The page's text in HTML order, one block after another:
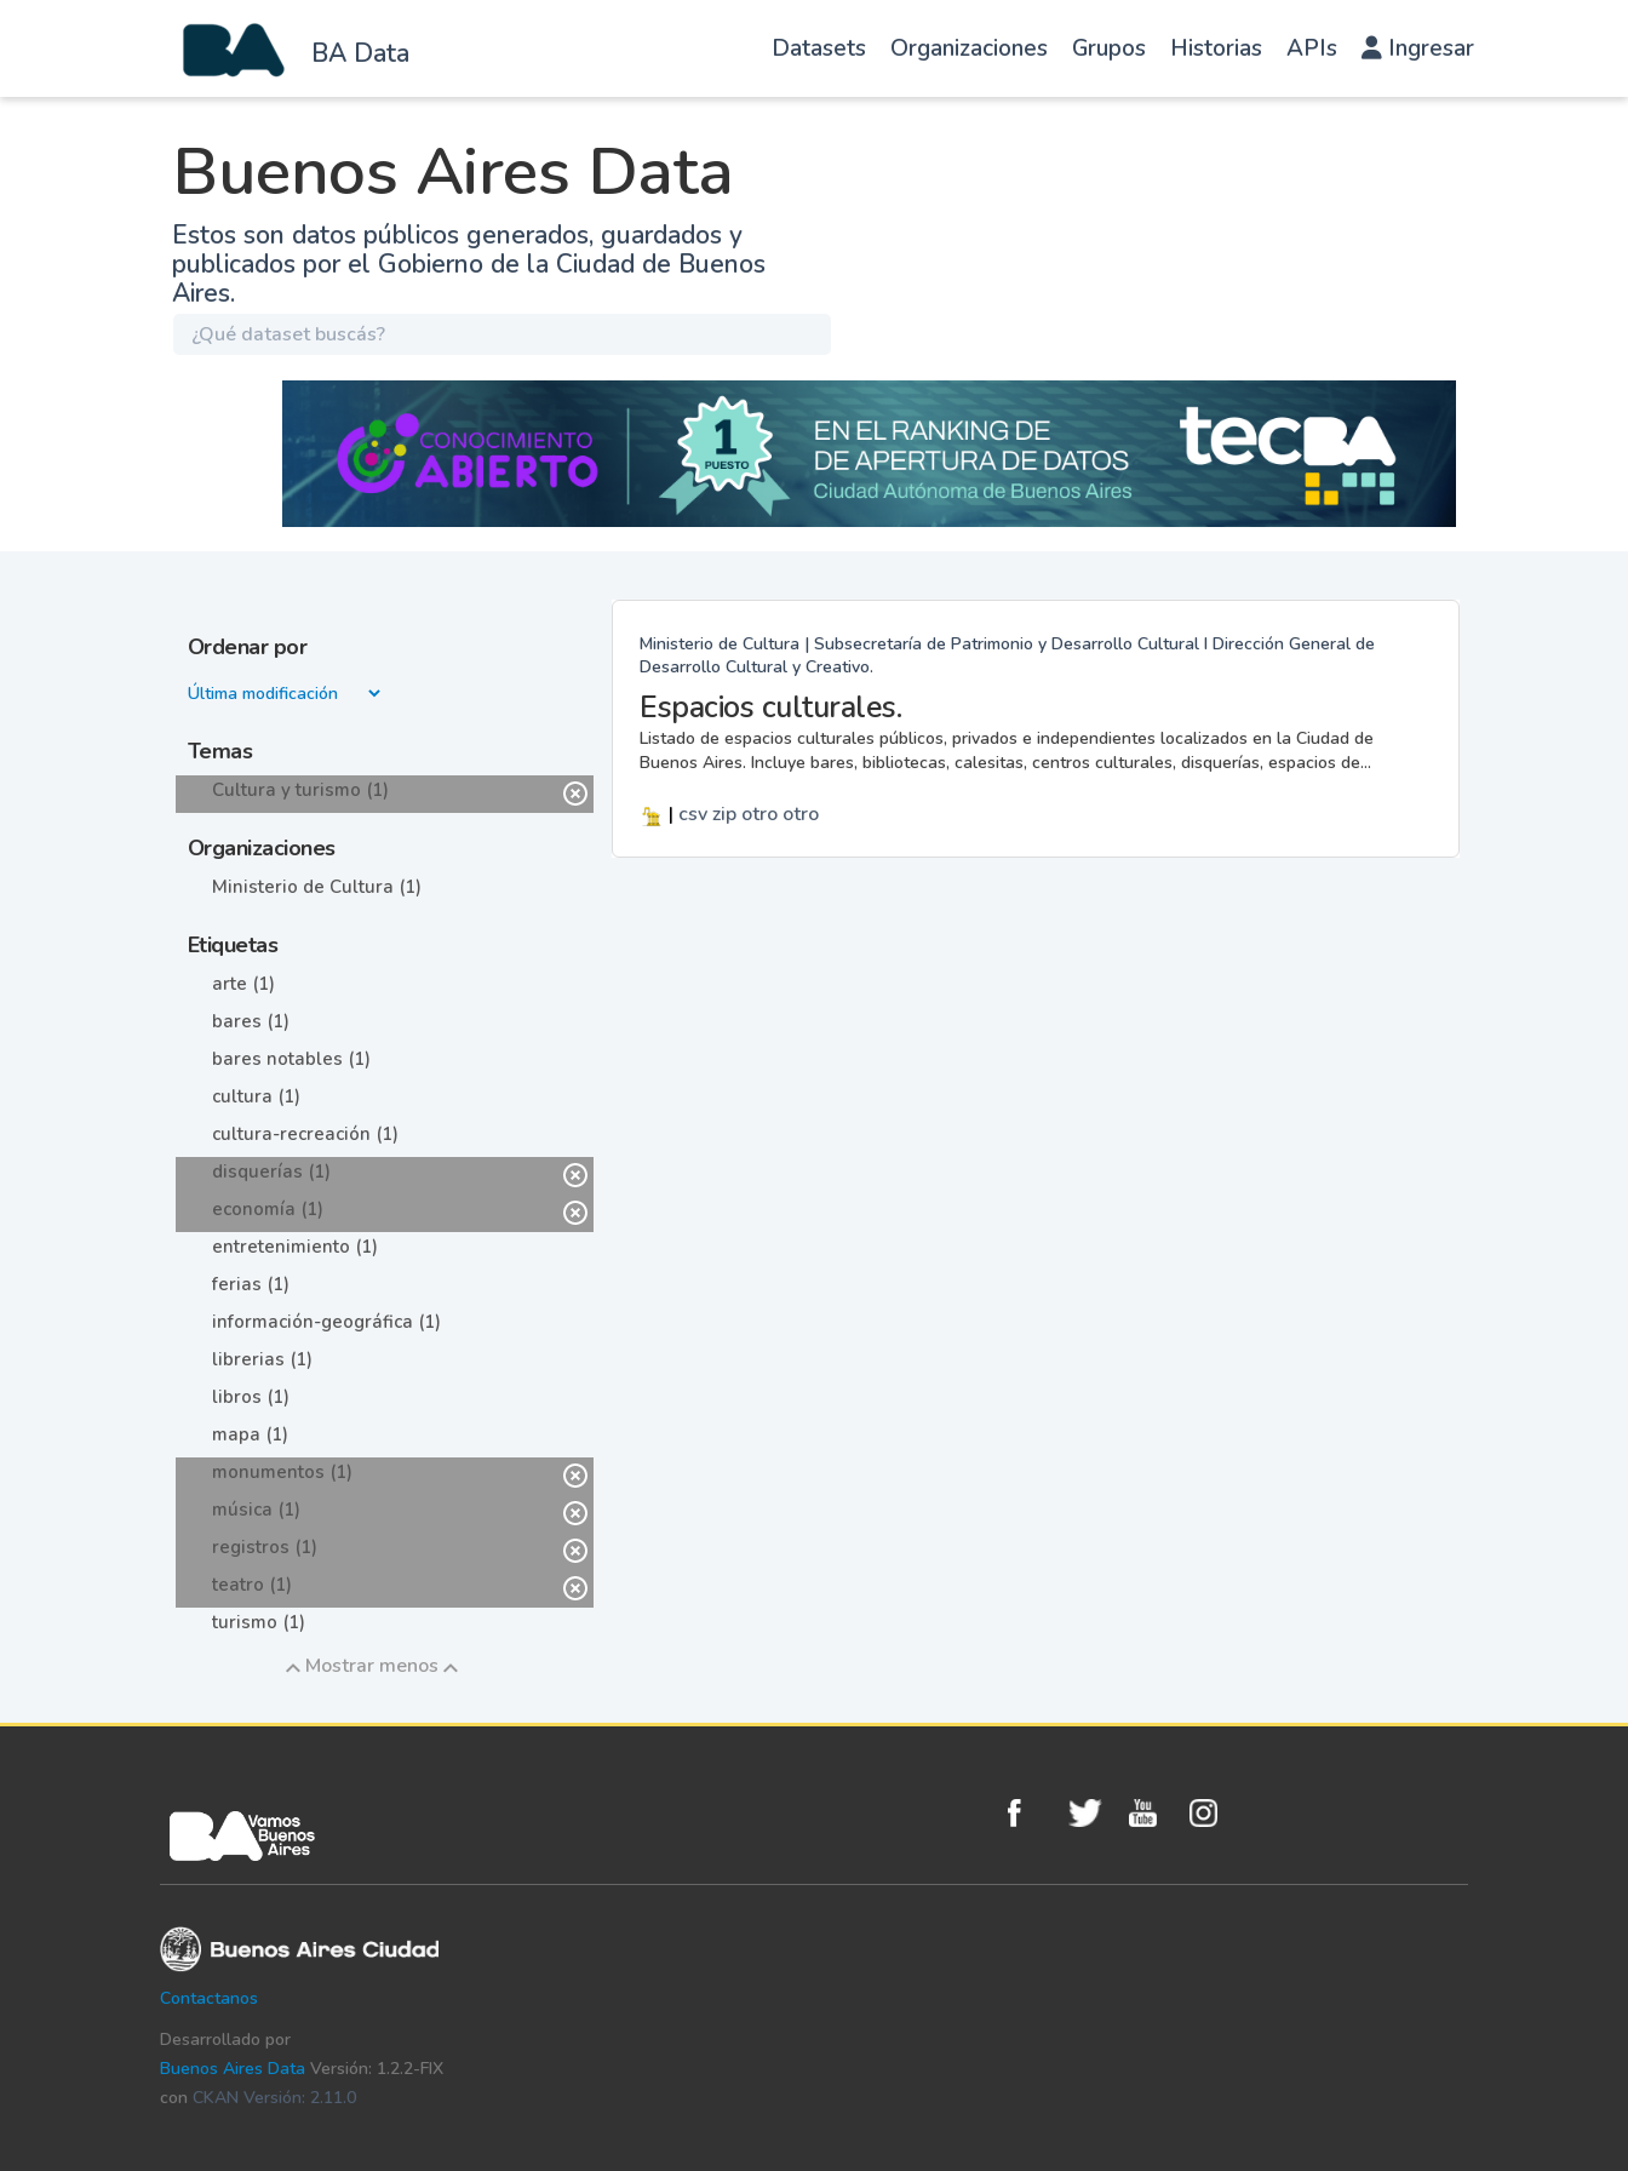
BA Data Datasets Organizaciones Grupos Historias APIs Ingresar
Buenos Aires Data
Estos son datos públicos generados, guardados y
publicados por el Gobierno de la Ciudad de Buenos
Aires.
Ordenar por
Temas
Cultura y turismo (1)
Organizaciones
Ministerio de Cultura (1)
Etiquetas
arte (1)
bares (1)
bares notables (1)
cultura (1)
cultura-recreación (1)
disquerías (1)
economía (1)
entretenimiento (1)
ferias (1)
información-geográfica (1)
librerias (1)
libros (1)
mapa (1)
monumentos (1)
música (1)
registros (1)
teatro (1)
turismo (1)
Mostrar menos
Ministerio de Cultura | Subsecretaría de Patrimonio y Desarrollo Cultural I Dirección General de
Desarrollo Cultural y Creativo.
Espacios culturales.
Listado de espacios culturales públicos, privados e independientes localizados en la Ciudad de
Buenos Aires. Incluye bares, bibliotecas, calesitas, centros culturales, disquerías, espacios de...
| csvzip otro otro
Contactanos
Desarrollado por
Buenos Aires Data Versión: 1.2.2-FIX
con CKAN Versión: 2.11.0